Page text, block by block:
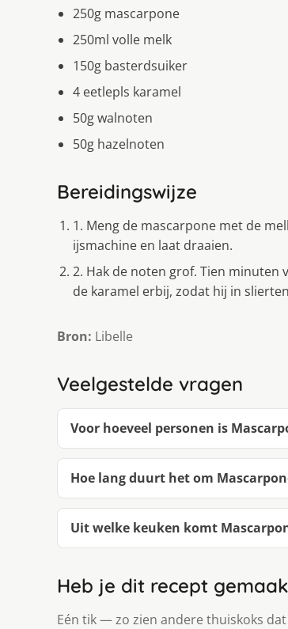
250g mascarpone
250ml volle melk
150g basterdsuiker
4 eetlepls karamel
50g walnoten
50g hazelnoten
Bereidingswijze
1. Meng de mascarpone met de
ijsmachine en laat draaien.
2. Hak de noten grof. Tien minuten
de karamel erbij, zodat hij in
Bron: Libelle
Veelgestelde vragen
Voor hoeveel personen is
Hoe lang duurt het om
Uit welke keuken komt
Heb je dit recept
Eén tik — zo zien andere thuiskoks